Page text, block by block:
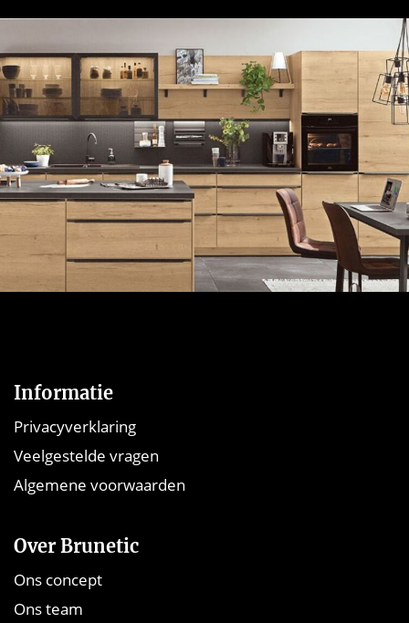
Informatie
Privacyverklaring
Veelgestelde vragen
Algemene voorwaarden
Over Brunetic
Ons concept
Ons team